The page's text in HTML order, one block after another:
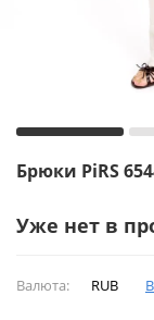
Брюки PiRS
Уже нет в
Валюта: RUB